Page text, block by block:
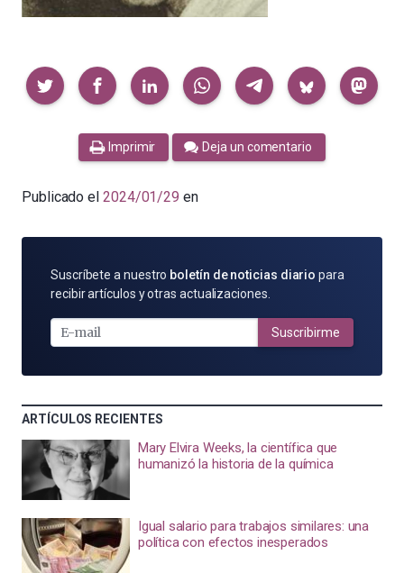
Compartir
Imprimir Deja un comentario
Publicado el 2024/01/29 en
SUSCRÍBETE
POR
MAIL
Suscríbete a nuestro boletín de noticias diario para
recibir artículos y otras actualizaciones.
Suscribirme
ARTÍCULOS RECIENTES
Mary Elvira Weeks, la científica que
humanizó la historia de la química
Igual salario para trabajos similares: una
política con efectos inesperados